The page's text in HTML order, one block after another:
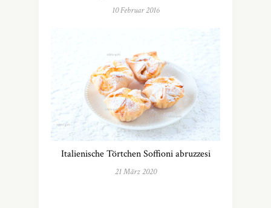
10 Februar 2016
Italienische Törtchen Soffioni abruzzesi
21 März 2020